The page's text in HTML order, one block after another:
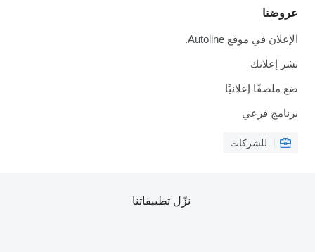
عروضنا
الإعلان في موقع Autoline.
نشر إعلانك
ضع ملصقًا إعلانيًا
برنامج فرعي
للشركات
نزّل تطبيقاتنا